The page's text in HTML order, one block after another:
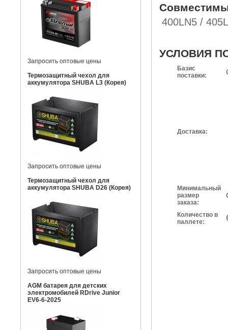
Запросить оптовые цены
Термозащитный чехол для
аккумулятора SHUBA L3 (Корея)
Запросить оптовые цены
Термозащитный чехол для
аккумулятора SHUBA D26 (Корея)
Запросить оптовые цены
AGM батарея для детских
электромобилей RDrive Junior
EV6-6-2025
400LN5 /
УСЛОВИЯ
Базис
поставки:
Доставка:
Минимальный
размер
заказа:
Количество в
паллете: